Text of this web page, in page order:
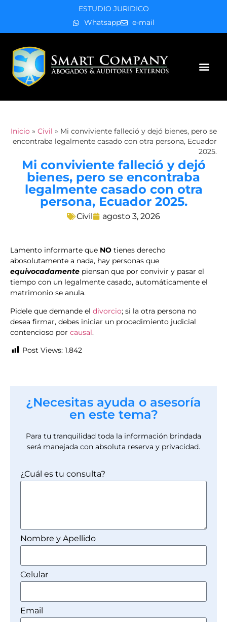
ESTUDIO JURIDICO
Whatsapp
e-mail
Inicio » Civil » Mi conviviente falleció y dejó bienes, pero se
encontraba legalmente casado con otra persona, Ecuador
2025.
Mi conviviente falleció y dejó
bienes, pero se encontraba
legalmente casado con otra
persona, Ecuador 2025.
Civil agosto 3, 2026
Lamento informarte que NO tienes derecho
abosolutamente a nada, hay personas que
equivocadamente piensan que por convivir y pasar el
tiempo con un legalmente casado, automáticamente el
matrimonio se anula.
Pidele que demande el divorcio; si la otra persona no
desea firmar, debes iniciar un procedimiento judicial
contencioso por causal.
Post Views: 1.842
¿Necesitas ayuda o asesoría
en este tema?
Para tu tranquilidad toda la información brindada
será manejada con absoluta reserva y privacidad.
¿Cuál es tu consulta?
Nombre y Apellido
Celular
Email